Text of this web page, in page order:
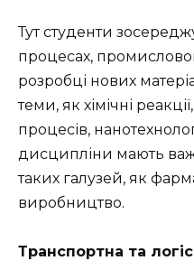
Тут студенти
процесах,
розробці нових
теми, як хімічні
процесів,
дисципліни мають
таких галузей, як
виробництво.
Транспортна та